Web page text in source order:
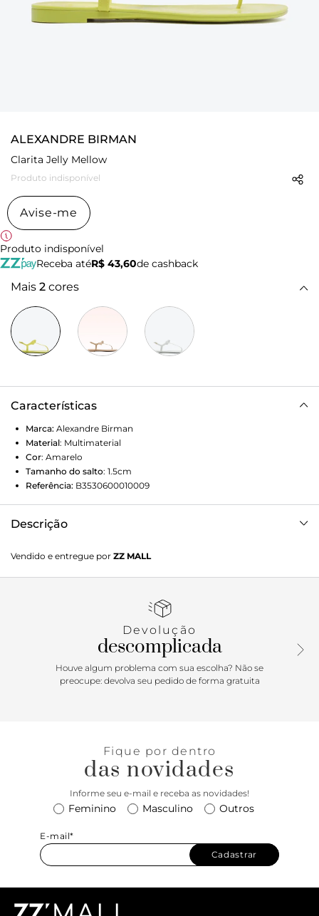
ALEXANDRE BIRMAN
Clarita Jelly Mellow
Produto indisponível
Avise-me
Produto indisponível
Receba atéR$ 43,60de cashback
Mais 2 cores
Características
Marca: Alexandre Birman
Material: Multimaterial
Cor: Amarelo
Tamanho do salto: 1.5cm
Referência: B3530600010009
Descrição
salto rasteiro.
Vendido e entregue por ZZ MALL
Devolução
descomplicada
Houve algum problema com sua escolha? Não se
preocupe: devolva seu pedido de forma gratuita
Fique por dentro
das novidades
Informe seu e-mail e receba as novidades!
Feminino Masculino Outros
E-mail*
Cadastrar